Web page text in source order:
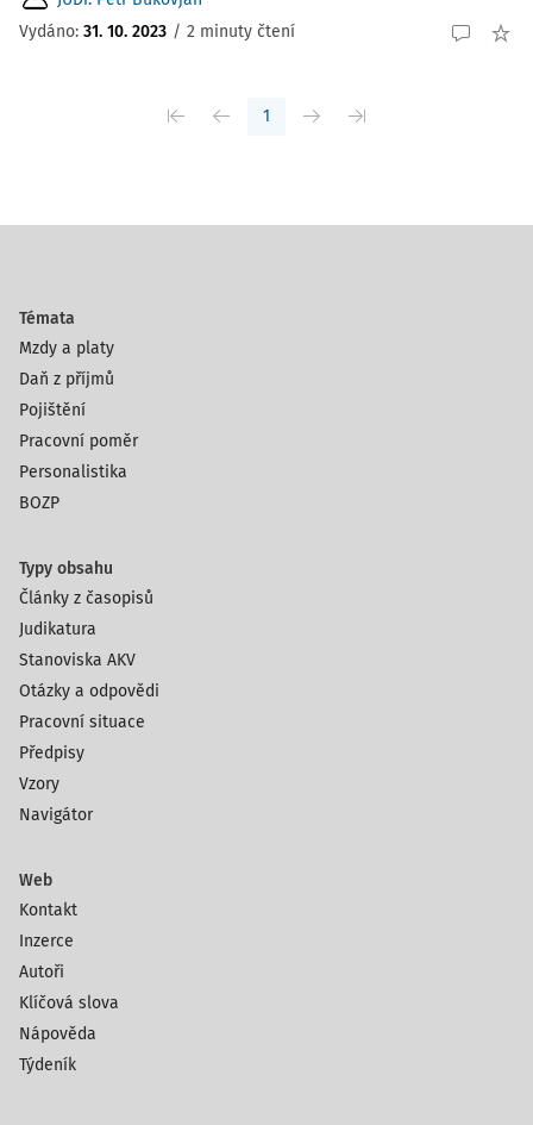
Vydáno: 31. 10. 2023 / 2 minuty čtení
1
Témata
Mzdy a platy
Daň z příjmů
Pojištění
Pracovní poměr
Personalistika
BOZP
Typy obsahu
Články z časopisů
Judikatura
Stanoviska AKV
Otázky a odpovědi
Pracovní situace
Předpisy
Vzory
Navigátor
Web
Kontakt
Inzerce
Autoři
Klíčová slova
Nápověda
Týdeník